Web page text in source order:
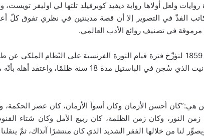
ولعل أولاها رواية ديفيد كوبرفيلد تلتها لي اوليفر تويست،
الفذّ في التصوير إلا أن قصة مدينتين في نظري تفوق كلّ
في تصنيف روائع الأدب العالمي.
كُتبت هذه الرواية التي تدور أحداثها في لندن وباريس عام 1859 لتؤرِّخ فترة قيام الثورة الفرنسية على النّظام
تتبّع حياة لوسي مانيت ابنة الطبيب الفرنسي الكساندر مانيت الذي سُجن في الباستيل مدة 18 سنة ظلمًا،
هي:”كان أحسن الأزمان وكان أسوأ الأزمان، كان عصر الحكمة،
النور، وكان زمن الظلمة، كان ربيع الأمل وكان شتاء
لنا من خلالها الفقر الشديد الذي كان منتشرًا آنذاك، ثمَّ